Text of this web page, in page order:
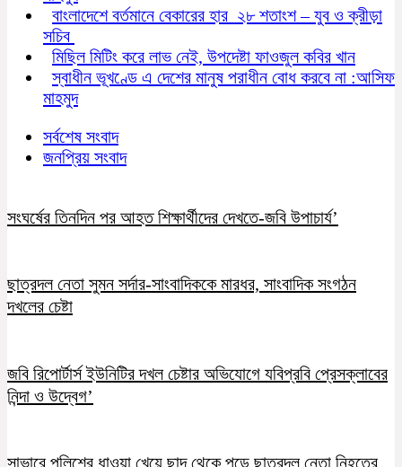
বাংলাদেশে বর্তমানে বেকারের হার ২৮ শতাংশ – যুব ও ক্রীড়া
সচিব
মিছিল মিটিং করে লাভ নেই, উপদেষ্টা ফাওজুল কবির খান
স্বাধীন ভূখণ্ডে এ দেশের মানুষ পরাধীন বোধ করবে না :আসিফ
মাহমুদ
সর্বশেষ সংবাদ
জনপ্রিয় সংবাদ
সংঘর্ষের তিনদিন পর আহত শিক্ষার্থীদের দেখতে-জবি উপাচার্য’
ছাত্রদল নেতা সুমন সর্দার-সাংবাদিককে মারধর, সাংবাদিক সংগঠন
দখলের চেষ্টা
জবি রিপোর্টার্স ইউনিটির দখল চেষ্টার অভিযোগে যবিপ্রবি প্রেসক্লাবের
নিন্দা ও উদ্বেগ’
সাভারে পুলিশের ধাওয়া খেয়ে ছাদ থেকে পড়ে ছাত্রদল নেতা নিহতের